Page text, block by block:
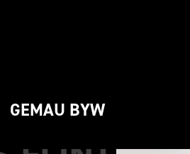
GEMAU BYW